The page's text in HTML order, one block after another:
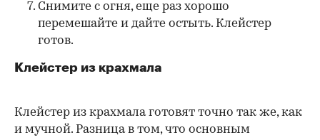
Снимите с огня, еще раз хорошо
перемешайте и дайте остыть. Клейстер
готов.
Клейстер из крахмала
Клейстер из крахмала готовят точно так же, как
и мучной. Разница в том, что основным